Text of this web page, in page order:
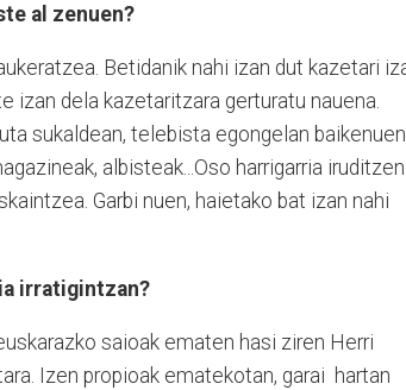
al zenuen?
Betidanik nahi izan dut kazetari
izan dela kazetaritzara gerturatu nauena.
sukaldean, telebista egongelan
albisteak...Oso harrigarria iruditzen
Garbi nuen, haietako bat izan nahi
irratigintzan?
saioak ematen hasi ziren Herri
Izen propioak ematekotan, garai hartan